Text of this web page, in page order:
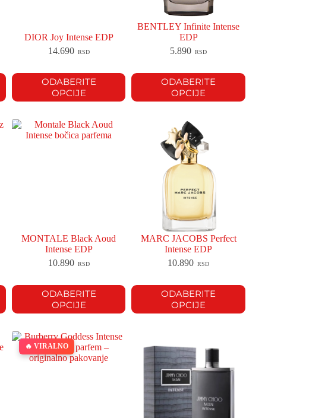
DIOR Joy Intense EDP
14.690 RSD
ODABERITE
OPCIJE
BENTLEY Infinite Intense
EDP
5.890 RSD
ODABERITE
OPCIJE
MONTALE Black Aoud
Intense EDP
10.890 RSD
ODABERITE
OPCIJE
MARC JACOBS Perfect
Intense EDP
10.890 RSD
ODABERITE
OPCIJE
🔥 VIRALNO